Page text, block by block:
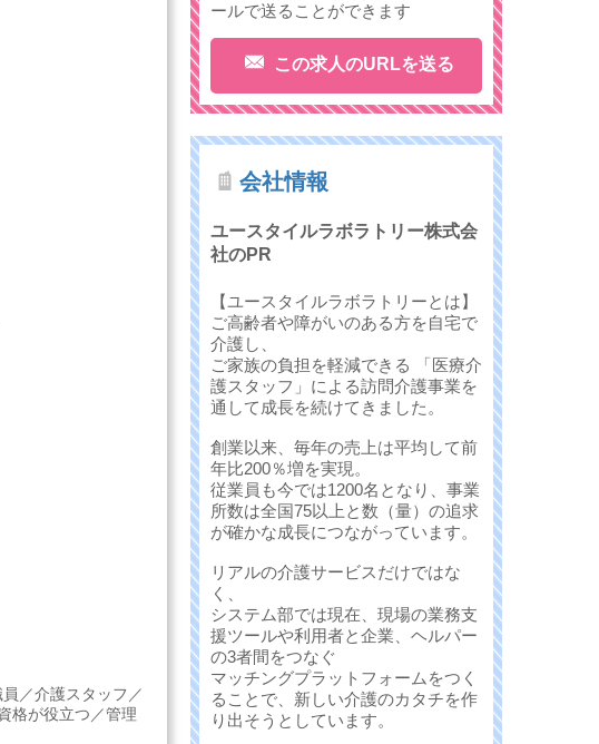
／介護スタッフ／
格が役立つ／管理
ールで送ることができます
この求人のURLを送る
会社情報
ユースタイルラボラトリー株式会
社のPR
【ユースタイルラボラトリーとは】
ご高齢者や障がいのある方を自宅で
介護し、
ご家族の負担を軽減できる 「医療介
護スタッフ」による訪問介護事業を
通して成長を続けてきました。
創業以来、毎年の売上は平均して前
年比200％増を実現。
従業員も今では1200名となり、事業
所数は全国75以上と数（量）の追求
が確かな成長につながっています。
リアルの介護サービスだけではな
く、
システム部では現在、現場の業務支
援ツールや利用者と企業、ヘルパー
の3者間をつなぐ
マッチングプラットフォームをつく
ることで、新しい介護のカタチを作
り出そうとしています。